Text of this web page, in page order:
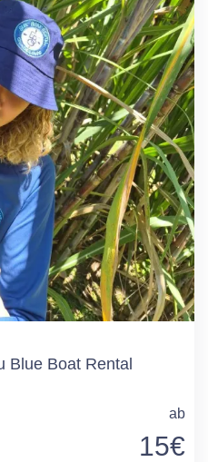
Blue Boat Rental
ab
15€